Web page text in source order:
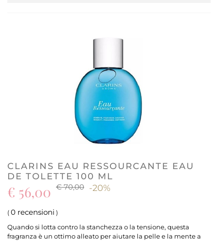
CLARINS EAU RESSOURCANTE EAU
DE TOLETTE 100 ML
€ 70,00 -20%
€ 56,00
( 0 recensioni )
Quando si lotta contro la stanchezza o la tensione, questa
fragranza è un ottimo alleato per aiutare la pelle e la mente a